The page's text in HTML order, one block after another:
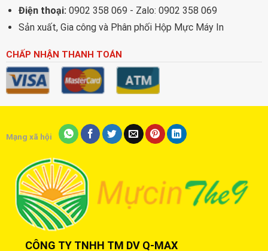
Điện thoại: 0902 358 069 - Zalo: 0902 358 069
Sản xuất, Gia công và Phân phối Hộp Mực Máy In
CHẤP NHẬN THANH TOÁN
Mạng xã hội
CÔNG TY TNHH TM DV Q-MAX